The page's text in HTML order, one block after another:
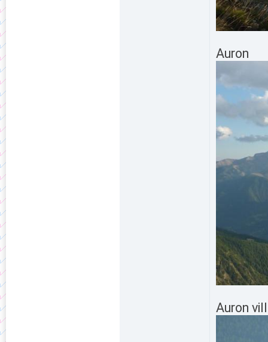
Auron
Auron